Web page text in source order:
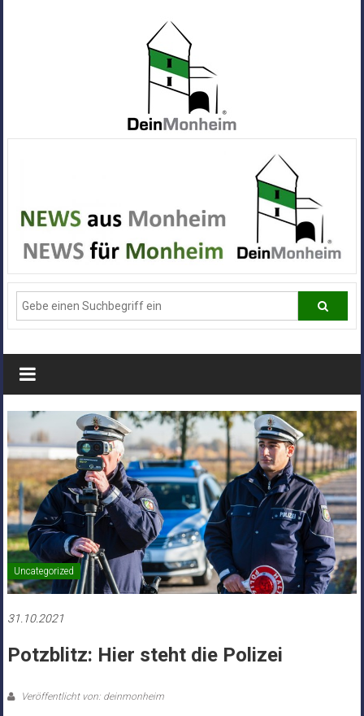
Alle
News
aus
Deiner
Stadt
Monheim
Uncategorized
31.10.2021
Potzblitz: Hier steht die Polizei
Veröffentlicht von: deinmonheim